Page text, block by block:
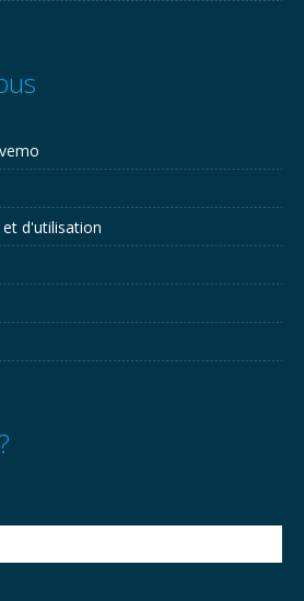
d'utilisation